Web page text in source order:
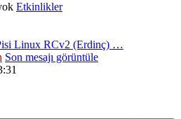
Etkinlikler
Linux RCv2 (Erdinç) …
Son mesajı görüntüle